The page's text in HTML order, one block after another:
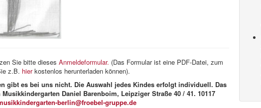
Sie bitte dieses Anmeldeformular. (Das Formular ist eine PDF-Datei, zum
z.B. hierkostenlos herunterladen können).
gibt es bei uns nicht. Die Auswahl jedes Kindes erfolgt individuell. Das
Daniel Barenboim, Leipziger Straße 40 / 41. 10117
berlin@froebel-gruppe.de